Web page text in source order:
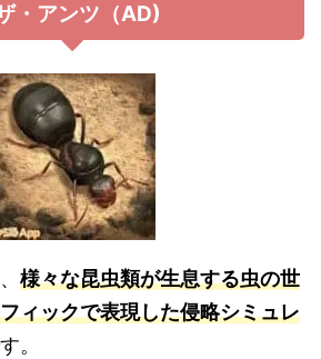
・アンツ（AD)
様々な昆虫類が生息する虫の世
ィックで表現した侵略シミュレ
。